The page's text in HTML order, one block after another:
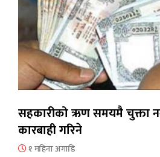
सहकारीको ऋण समयमै चुक्ता
कारबाही गरिने
१ महिना अगाडि